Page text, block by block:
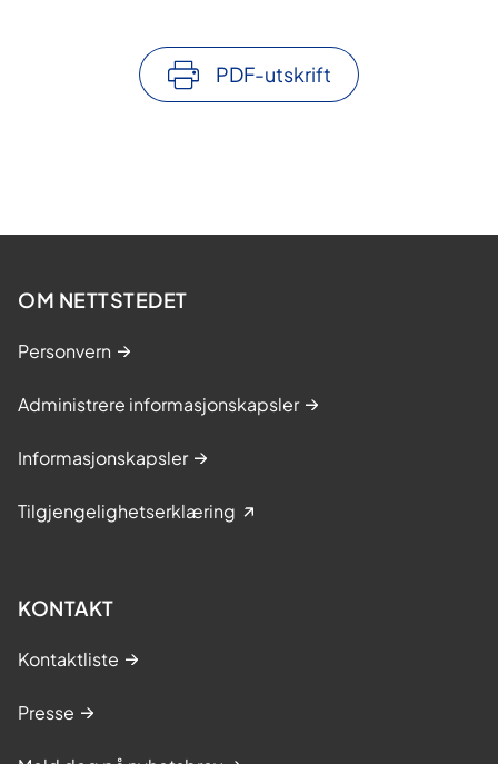
PDF-utskrift
OM NETTSTEDET
Personvern
Administrere informasjonskapsler
Informasjonskapsler
Tilgjengelighetserklæring
KONTAKT
Kontaktliste
Presse